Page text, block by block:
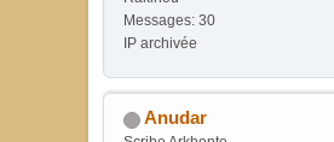
Messages: 30
IP archivée
Anudar